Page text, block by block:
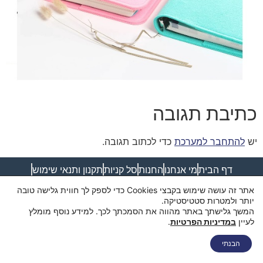
כתיבת תגובה
יש להתחבר למערכת כדי לכתוב תגובה.
דף הביתמי אנחנו החנותסל קניותתקנון ותנאי שימוש
אתר זה עושה שימוש בקבצי Cookies כדי לספק לך חווית גלישה טובה
יותר ולמטרות סטטיסטיקה.
המשך גלישתך באתר מהווה את הסמכתך לכך. למידע נוסף מומלץ
לעיין במדיניות הפרטיות.
הבנתי